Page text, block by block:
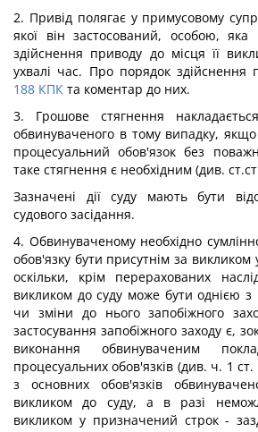
2. Привід полягає у примусовому
якої він застосований, особою, яка
здійснення приводу до місця її
ухвалі час. Про порядок здійснення
188 КПК та коментар до них.
3. Грошове стягнення
обвинуваченого в тому випадку,
процесуальний обов'язок без
таке стягнення є необхідним (див.
Зазначені дії суду мають бути
судового засідання.
4. Обвинуваченому необхідно
обов'язку бути присутнім за викликом
оскільки, крім перерахованих
викликом до суду може бути однією з
чи зміни до нього запобіжного
застосування запобіжного заходу є,
виконання обвинуваченим
процесуальних обов'язків (див. ч. 1 ст.
з основних обов'язків
викликом до суду, а в разі
викликом у призначений строк -